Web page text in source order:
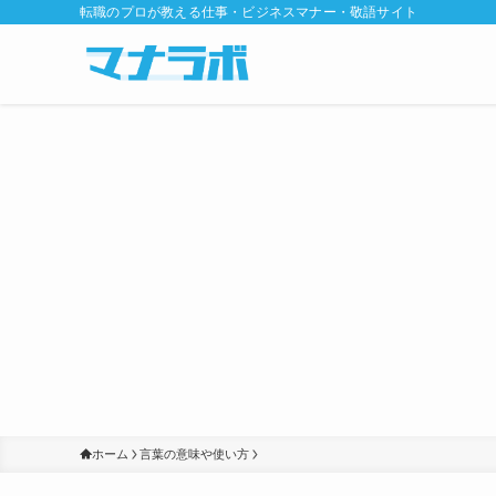
転職のプロが教える仕事・ビジネスマナー・敬語サイト
ホーム 言葉の意味や使い方